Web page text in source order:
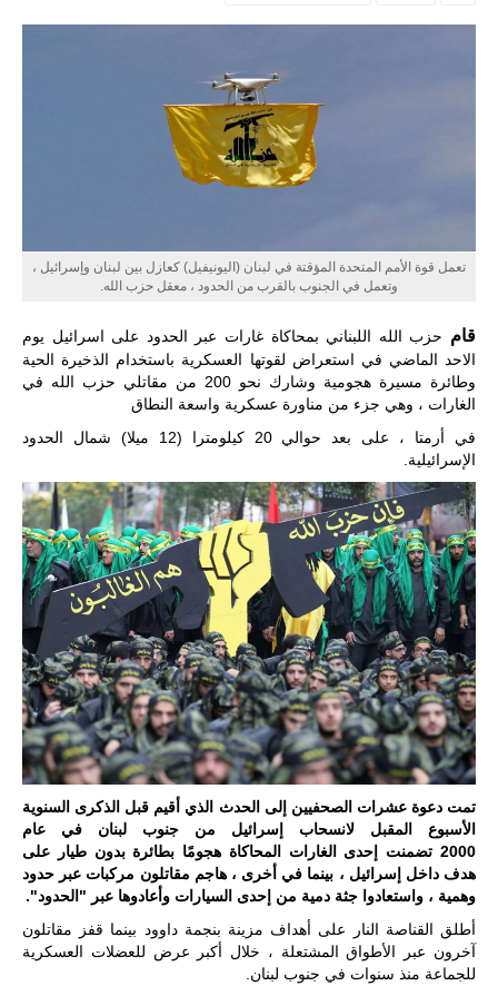
تدريبات
بمشاركة
جيوش وقادة
من 30 دولة
بمدينة سرت
الليبية.
في خطوة
تقريب
المسافات بين
المؤسستين
شرق البلاد
وغربها، وسط
حضور دولي
تقوده الولايات
المتحدة وشراكة
أطراف ليبية
للمزيد
تعمل قوة الأمم المتحدة المؤقتة في لبنان (اليونيفيل) كعازل بين لبنان وإسرائيل ،
وتعمل في الجنوب بالقرب من الحدود ، معقل حزب الله.
قام حزب الله اللبناني بمحاكاة غارات عبر الحدود على اسرائيل يوم
الاحد الماضي في استعراض لقوتها العسكرية باستخدام الذخيرة الحية
وطائرة مسيرة هجومية
وشارك نحو 200 من مقاتلي حزب الله في
الغارات ، وهي جزء من مناورة عسكرية واسعة النطاق
في أرمتا ، على بعد حوالي 20 كيلومترا (12 ميلا) شمال الحدود
الإسرائيلية.
تمت دعوة عشرات الصحفيين إلى الحدث الذي أقيم قبل الذكرى السنوية
الأسبوع المقبل لانسحاب إسرائيل من جنوب لبنان في عام
2000 تضمنت إحدى الغارات المحاكاة هجومًا بطائرة بدون طيار على
هدف داخل إسرائيل ، بينما في أخرى ، هاجم مقاتلون مركبات عبر حدود
وهمية ، واستعادوا جثة دمية من إحدى السيارات وأعادوها عبر "الحدود".
أطلق القناصة النار على أهداف مزينة بنجمة داوود بينما قفز مقاتلون
آخرون عبر الأطواق المشتعلة ، خلال أكبر عرض للعضلات العسكرية
للجماعة منذ سنوات في جنوب لبنان.